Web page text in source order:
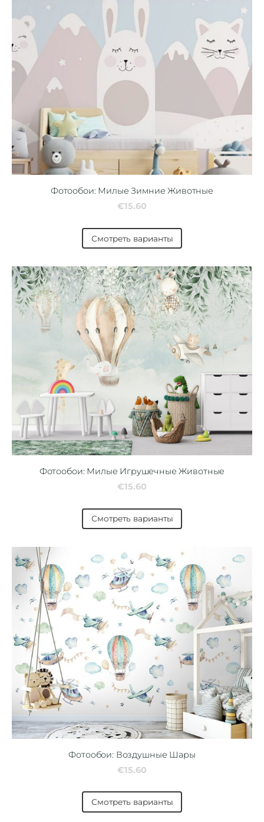
Фотообои: Милые Зимние Животные
€15.60
Смотреть варианты
Фотообои: Милые Игрушечные Животные
€15.60
Смотреть варианты
Фотообои: Воздушные Шары
€15.60
Смотреть варианты